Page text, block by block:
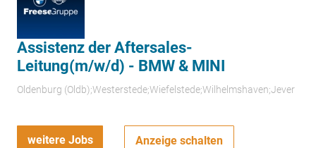
Assistenz der Aftersales-
Leitung(m/w/d) - BMW & MINI
Oldenburg (Oldb);Westerstede;Wiefelstede;Wilhelmshaven;Jever
weitere Jobs Anzeige schalten